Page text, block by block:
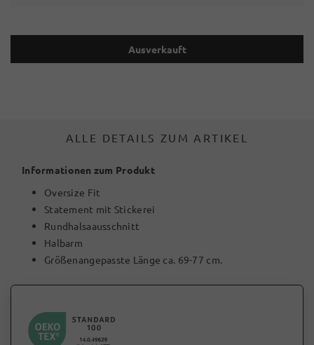
Ausverkauft
ALLE DETAILS ZUM ARTIKEL
Informationen zum Produkt
Oversize Fit
Statement mit Stickerei
Rundhalsaausschnitt
Halbarm
Größenangepasste Länge ca. 69-77 cm.